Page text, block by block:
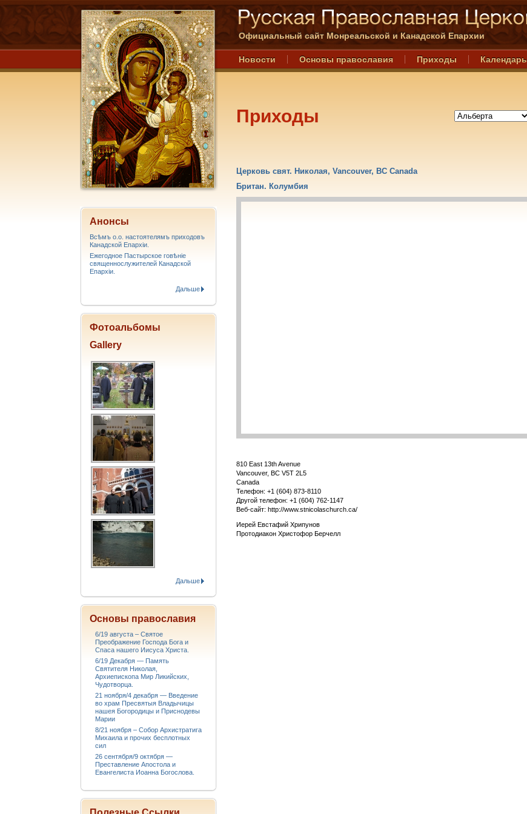
Официальный сайт Монреальской и Канадской Епархии
Новости Основы православия Приходы Календарь
Приходы
Церковь свят. Hиколая, Vancouver, BC Canada
Британ. Колумбия
810 East 13th Avenue
Vancouver, BC V5T 2L5
Canada
Телефон: +1 (604) 873-8110
Другой телефон: +1 (604) 762-1147
Веб-сайт: http://www.stnicolaschurch.ca/
Иерей Eвстафий Хрипyнов
Протодиакон Христофор Берчелл
Анонсы
Всѣмъ о.о. настоятелямъ приходовъ
Канадской Епархiи.
Ежегодное Пастырское говѣніе
священнослужителей Канадской
Епархіи.
Дальше
Фотоальбомы
Gallery
Дальше
Основы православия
6/19 августа – Святое
Преображение Господа Бога и
Спаса нашего Иисуса Христа.
6/19 Декабря — Память
Святителя Николая,
Архиепископа Мир Ликийских,
Чудотворца.
21 ноября/4 декабря — Введение
во храм Пресвятыя Владычицы
нашея Богородицы и Приснодевы
Марии
8/21 ноября – Собор Архистратига
Михаила и прочих бесплотных
сил
26 сентября/9 октября —
Преставление Апостола и
Евангелиста Иоанна Богослова.